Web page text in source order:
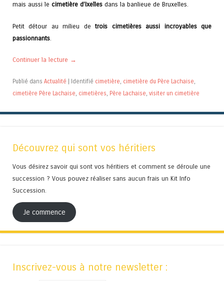
mais aussi le cimetière d’Ixelles dans la banlieue de Bruxelles.
Petit détour au milieu detrois cimetières aussi incroyables que
passionnants
Continuer la lecture →
Publié dans Actualité Identifié cimetière, cimetière du Père Lachaise,
cimetière Père Lachaise, cimetières, Père Lachaise, visiter un cimetière
Découvrez qui sont vos héritiers
Vous désirez savoir qui sont vos héritiers et comment se déroule une
succession ? Vous pouvez réaliser sans aucun frais un Kit Info
Succession.
Je commence
Inscrivez-vous à notre newsletter :